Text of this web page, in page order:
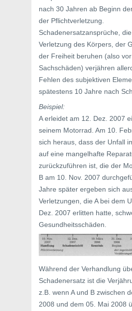
nach 30 Jahren ab Beginn
der Pflichtverletzung.
Schadenersatzansprüche,
Verletzung des Körpers, der
der Freiheit beruhen (also
Sachschäden) verjähren
Fehlen des subjektiven
spätestens 10 Jahre nach
Beispiel:
A erleidet am 12. Dez. 2007
seinem Motorrad. Am 10.
sich heraus, dass der Unfall
auf eine mangelhafte
zurückzuführen ist, die der
B am 10. Nov. 2007
Jahre später ergeben sich
Verletzungen, die A bei dem
Dez. 2007 erlitten hatte,
Gesundheitsschäden.
Während der Verhandlung
Schadenersatz ist die
z.B. wenn A und B zwischen
2008 und dem 05. Mai 2008